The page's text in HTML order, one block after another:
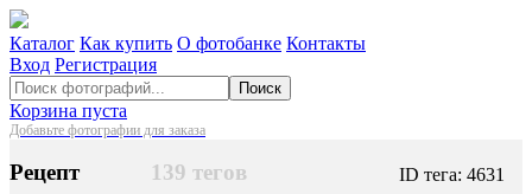
Каталог Как купить О фотобанке Контакты
Вход Регистрация
Поиск
Корзина пуста
Добавьте фотографии для заказа
139 тегов
Рецепт ID тега: 4631